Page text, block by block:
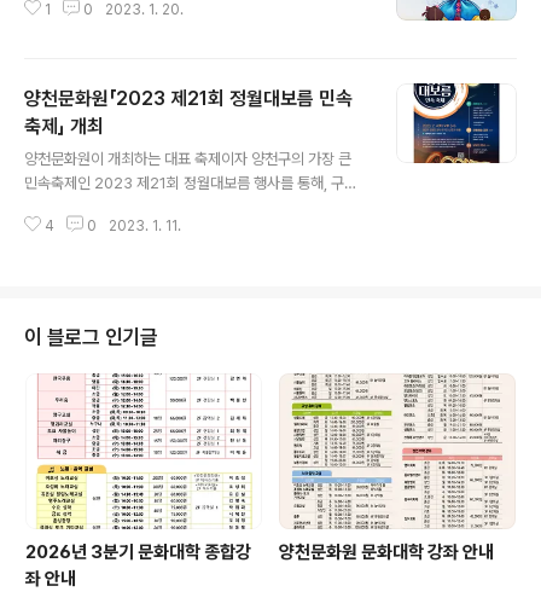
1 0 2023. 1. 20.
양천문화원「2023 제21회 정월대보름 민속
축제」 개최
양천문화원이 개최하는 대표 축제이자 양천구의 가장 큰
민속축제인 2023 제21회 정월대보름 행사를 통해, 구민
풍속을 깊이 이해하는 진정한 화합의 장을 마련하고자 하
사 내용 : 민속 체험마당(전통 놀이 및 먹거리 장터 운영),
전통예술 공연, 달맞이 행사(달집 태우기, 불꽃놀이 등) ■
참여대상 : 누구나 ■ 문의 : 02-2651-5300 양천문화원
4 0 2023. 1. 11.
이 블로그 인기글
2026년 3분기 문화대학 종합강
좌 안내
양천문화원 문화대학 강좌 안내